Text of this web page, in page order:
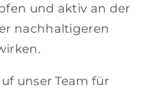
und aktiv an der
nachhaltigeren
unser Team für